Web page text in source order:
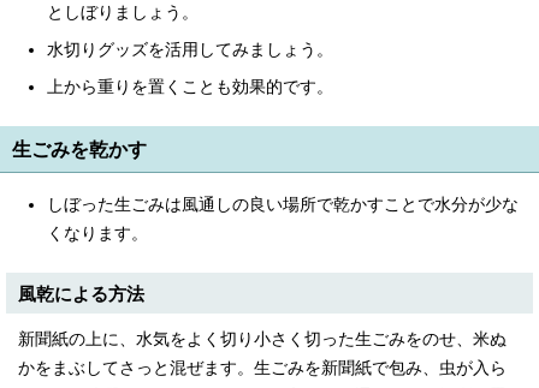
繁體中文
としぼりましょう。
水切りグッズを活用してみましょう。
上から重りを置くことも効果的です。
生ごみを乾かす
しぼった生ごみは風通しの良い場所で乾かすことで水分が少な
くなります。
風乾による方法
新聞紙の上に、水気をよく切り小さく切った生ごみをのせ、米ぬ
かをまぶしてさっと混ぜます。生ごみを新聞紙で包み、虫が入ら